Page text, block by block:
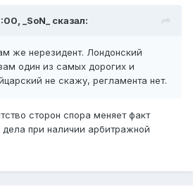
_SoN_ сказал:
же нерезидент. Лондонский
один из самых дорогих и
не скажу, регламента нет.
сторон спора меняет факт
дела при наличии арбитражной